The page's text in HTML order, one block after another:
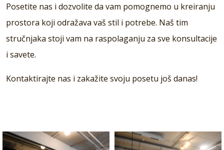
Posetite nas i dozvolite da vam pomognemo u kreiranju
prostora koji odražava vaš stil i potrebe. Naš tim
stručnjaka stoji vam na raspolaganju za sve konsultacije
i savete.
Kontaktirajte nas i zakažite svoju posetu još danas!